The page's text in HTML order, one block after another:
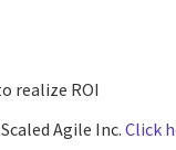
realize ROI
Agile Inc. Click